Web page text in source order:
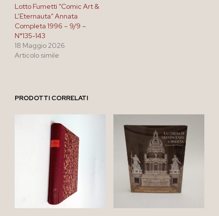
Lotto Fumetti “Comic Art &
L’Eternauta” Annata
Completa 1996 – 9/9 –
N°135-143
18 Maggio 2026
Articolo simile
PRODOTTI CORRELATI